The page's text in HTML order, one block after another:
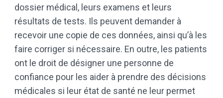
dossier médical, leurs examens et leurs
résultats de tests. Ils peuvent demander à
recevoir une copie de ces données, ainsi qu’à les
faire corriger si nécessaire. En outre, les patients
ont le droit de désigner une personne de
confiance pour les aider à prendre des décisions
médicales si leur état de santé ne leur permet